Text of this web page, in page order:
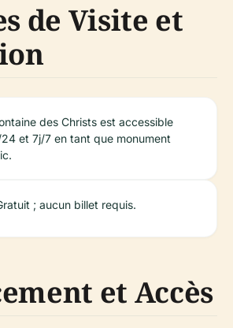
de Visite et
des Christs est accessible
et 7j/7 en tant que monument
; aucun billet requis.
et Accès